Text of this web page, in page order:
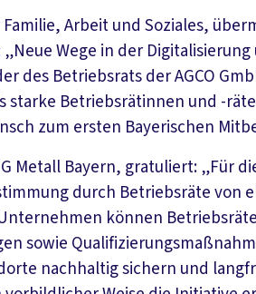
Arbeit und Soziales,
Wege in der
des Betriebsrats der AGCO
starke Betriebsrätinnen und -
zum ersten Bayerischen
Metall Bayern, gratuliert: „Für
durch Betriebsräte von
können
sowie
nachhaltig sichern und